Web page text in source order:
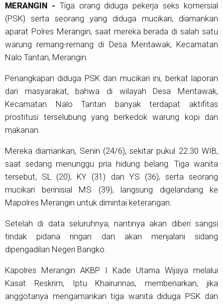
MERANGIN - Tiga orang diduga pekerja seks komersial
(PSK) serta seorang yang diduga mucikari, diamankan
aparat Polres Merangin, saat mereka berada di salah satu
warung remang-remang di Desa Mentawak, Kecamatan
Nalo Tantan, Merangin.
Penangkapan diduga PSK dan mucikari ini, berkat laporan
dari masyarakat, bahwa di wilayah Desa Mentawak,
Kecamatan Nalo Tantan banyak terdapat aktifitas
prostitusi terselubung yang berkedok warung kopi dan
makanan.
Mereka diamankan, Senin (24/6), sekitar pukul 22.30 WIB,
saat sedang menunggu pria hidung belang. Tiga wanita
tersebut, SL (20), KY (31) dan YS (36), serta seorang
mucikari berinisial MS (39), langsung digelandang ke
Mapolres Merangin untuk dimintai keterangan.
Setelah di data seluruhnya, nantinya akan diberi sangsi
tindak pidana ringan dan akan menjalani sidang
dipengadilan Negeri Bangko.
Kapolres Merangin AKBP I Kade Utama Wijaya melalui
Kasat Reskrim, Iptu Khairunnas, membenarkan, jika
anggotanya mengamankan tiga wanita diduga PSK dan